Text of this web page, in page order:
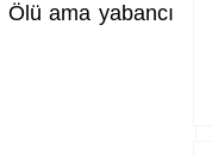
ama yabancı